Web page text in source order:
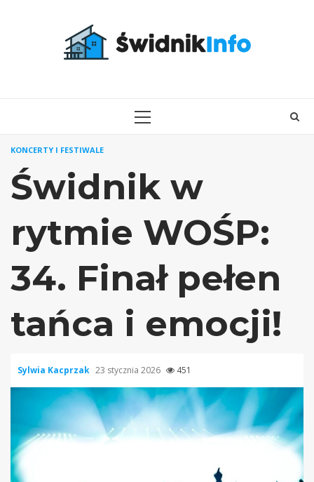
PRIMARY
KONCERTY I FESTIWALE
Świdnik w
rytmie WOŚP:
34. Finał pełen
tańca i emocji!
Sylwia Kacprzak 23 stycznia 2026 451